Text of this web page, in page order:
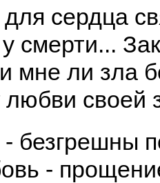
сердца
смерти...
мне ли зла
своей
безгрешны
-